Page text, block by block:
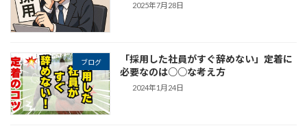
2025年7月28日
ブログ
「採用した社員がすぐ辞めない」定着に
必要なのは○○な考え方
2024年1月24日